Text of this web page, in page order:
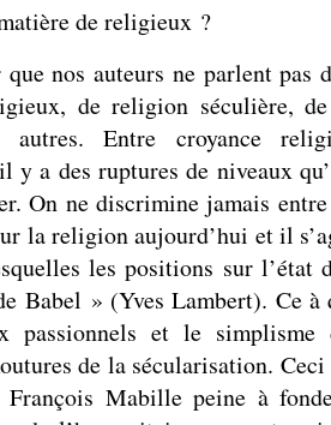
de religieux ?
nos auteurs ne parlent pas
de religion séculière,
autres. Entre croyance
y a des ruptures de niveaux
On ne discrimine jamais
la religion aujourd’hui et il
les positions sur l’état
Babel » (Yves Lambert). Ce
passionnels et le simplisme
de la sécularisation.
François Mabille peine à